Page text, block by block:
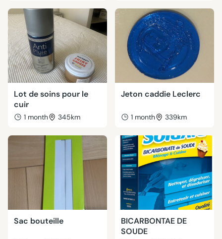
Lot de soins pour le
cuir
1 month 345km
Jeton caddie Leclerc
1 month 339km
Sac bouteille
BICARBONTAE DE
SOUDE